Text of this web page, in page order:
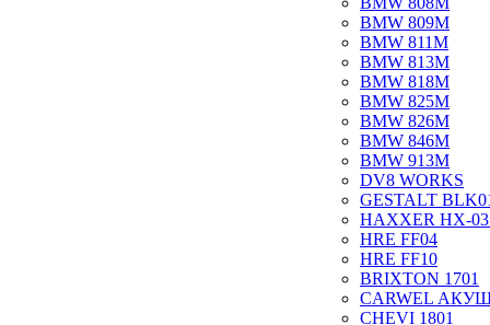
BMW 809M
BMW 811M
BMW 813M
BMW 818M
BMW 825M
BMW 826M
BMW 846M
BMW 913M
DV8 WORKS
GESTALT
HAXXER HX-
HRE FF04
HRE FF10
BRIXTON 1701
CARWEL
CHEVI 1801